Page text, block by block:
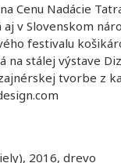
Cenu Nadácie
v Slovenskom
festivalu
na stálej výstave
tvorbe z
2016, drevo